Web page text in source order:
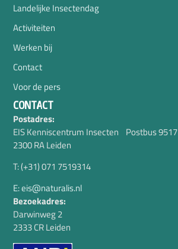
Landelijke Insectendag
Activiteiten
Werken bij
Contact
Voor de pers
CONTACT
Postadres:
EIS Kenniscentrum Insecten Postbus 9517
2300 RA Leiden
T: (+31) 071 7519314
E: eis@naturalis.nl
Bezoekadres:
Darwinweg 2
2333 CR Leiden